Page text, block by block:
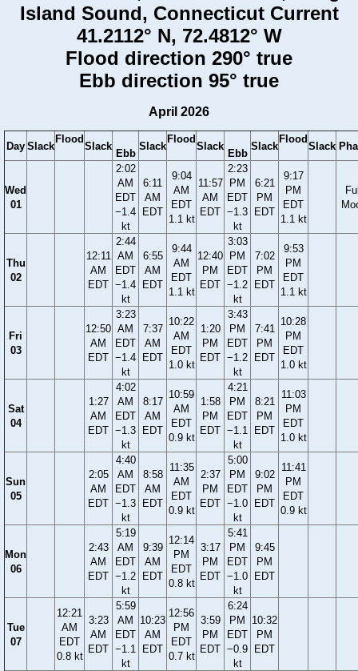
Island Sound, Connecticut Current
41.2112° N, 72.4812° W
Flood direction 290° true
Ebb direction 95° true
April 2026
Day Slack
Flood
Slack
Ebb
Slack
Flood
Slack
Ebb
Slack
Flood
Slack
Wed
01
2:02
AM
EDT
−1.4
kt
6:11
AM
EDT
9:04
AM
EDT
1.1 kt
11:57
AM
EDT
2:23
PM
EDT
−1.3
kt
6:21
PM
EDT
9:17
PM
EDT
1.1 kt
Thu
02
12:11
AM
EDT
2:44
AM
EDT
−1.4
kt
6:55
AM
EDT
9:44
AM
EDT
1.1 kt
12:40
PM
EDT
3:03
PM
EDT
−1.2
kt
7:02
PM
EDT
9:53
PM
EDT
1.1 kt
Fri
03
12:50
AM
EDT
3:23
AM
EDT
−1.4
kt
7:37
AM
EDT
10:22
AM
EDT
1.0 kt
1:20
PM
EDT
3:43
PM
EDT
−1.2
kt
7:41
PM
EDT
10:28
PM
EDT
1.0 kt
Sat
04
1:27
AM
EDT
4:02
AM
EDT
−1.3
kt
8:17
AM
EDT
10:59
AM
EDT
0.9 kt
1:58
PM
EDT
4:21
PM
EDT
−1.1
kt
8:21
PM
EDT
11:03
PM
EDT
1.0 kt
Sun
05
2:05
AM
EDT
4:40
AM
EDT
−1.3
kt
8:58
AM
EDT
11:35
AM
EDT
0.9 kt
2:37
PM
EDT
5:00
PM
EDT
−1.0
kt
9:02
PM
EDT
11:41
PM
EDT
0.9 kt
Mon
06
2:43
AM
EDT
5:19
AM
EDT
−1.2
kt
9:39
AM
EDT
12:14
PM
EDT
0.8 kt
3:17
PM
EDT
5:41
PM
EDT
−1.0
kt
9:45
PM
EDT
Tue
07
12:21
AM
EDT
0.8 kt
3:23
AM
EDT
5:59
AM
EDT
−1.1
kt
10:23
AM
EDT
12:56
PM
EDT
0.7 kt
3:59
PM
EDT
6:24
PM
EDT
−0.9
kt
10:32
PM
EDT